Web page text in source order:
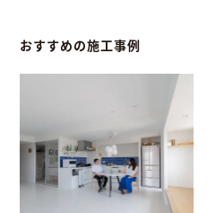
おすすめの施工事例